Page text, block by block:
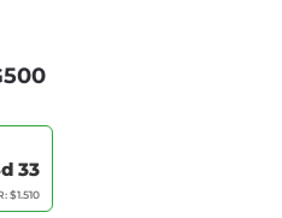
33
$1.510